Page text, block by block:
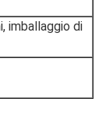
imballaggio di